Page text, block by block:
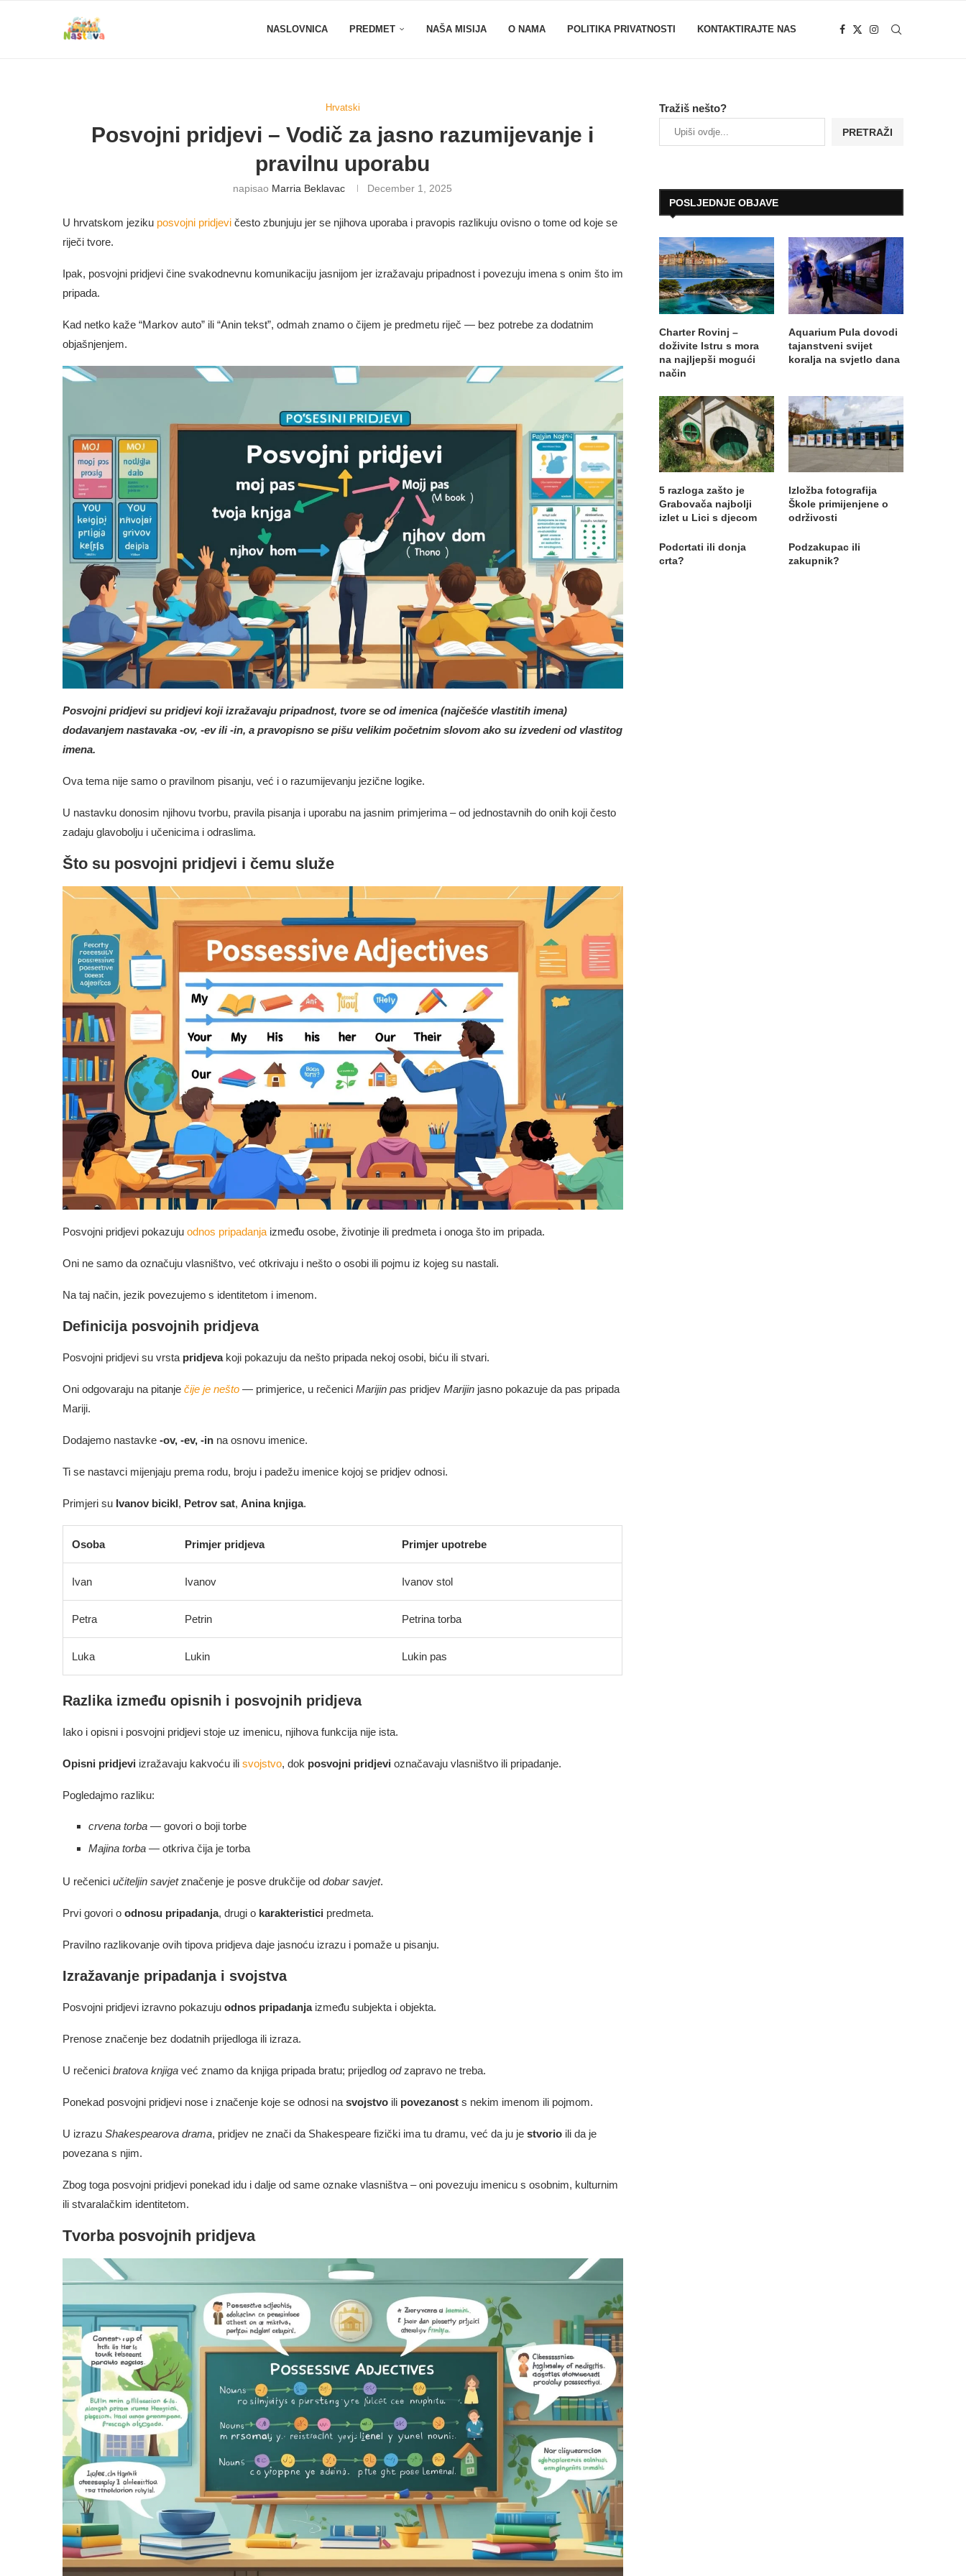
NASLOVNICA PREDMET NAŠA MISIJA O NAMA POLITIKA PRIVATNOSTI KONTAKTIRAJTE NAS
Hrvatski
Posvojni pridjevi – Vodič za jasno razumijevanje i
pravilnu uporabu
napisao Marria Beklavac December 1, 2025
U hrvatskom jeziku posvojni pridjevi često zbunjuju jer se njihova uporaba i pravopis razlikuju ovisno o tome od koje se
riječi tvore.
Ipak, posvojni pridjevi čine svakodnevnu komunikaciju jasnijom jer izražavaju pripadnost i povezuju imena s onim što im
pripada.
Kad netko kaže “Markov auto” ili “Anin tekst”, odmah znamo o čijem je predmetu riječ — bez potrebe za dodatnim
objašnjenjem.
Posvojni pridjevi su pridjevi koji izražavaju pripadnost, tvore se od imenica (najčešće vlastitih imena)
dodavanjem nastavaka -ov, -ev ili -in, a pravopisno se pišu velikim početnim slovom ako su izvedeni od vlastitog
imena.
Ova tema nije samo o pravilnom pisanju, već i o razumijevanju jezične logike.
U nastavku donosim njihovu tvorbu, pravila pisanja i uporabu na jasnim primjerima – od jednostavnih do onih koji često
zadaju glavobolju i učenicima i odraslima.
Što su posvojni pridjevi i čemu služe
Posvojni pridjevi pokazuju odnos pripadanja između osobe, životinje ili predmeta i onoga što im pripada.
Oni ne samo da označuju vlasništvo, već otkrivaju i nešto o osobi ili pojmu iz kojeg su nastali.
Na taj način, jezik povezujemo s identitetom i imenom.
Definicija posvojnih pridjeva
Posvojni pridjevi su vrsta pridjevakoji pokazuju da nešto pripada nekoj osobi, biću ili stvari.
Oni odgovaraju na pitanje čije je nešto — primjerice, u rečenici Marijin pas pridjev Marijin jasno pokazuje da pas pripada
Mariji.
Dodajemo nastavke -ov, -ev, -in na osnovu imenice.
Ti se nastavci mijenjaju prema rodu, broju i padežu imenice kojoj se pridjev odnosi.
Primjeri su Ivanov bicikl, Petrov sat, Anina knjiga.
Osoba Primjer pridjeva Primjer upotrebe
Ivan Ivanov Ivanov stol
Petra Petrin Petrina torba
Luka Lukin Lukin pas
Razlika između opisnih i posvojnih pridjeva
Iako i opisni i posvojni pridjevi stoje uz imenicu, njihova funkcija nije ista.
Opisni pridjevi izražavaju kakvoću ili svojstvo, dok posvojni pridjevi označavaju vlasništvo ili pripadanje.
Pogledajmo razliku:
crvena torba — govori o boji torbe
Majina torba — otkriva čija je torba
U rečenici učiteljin savjetznačenje je posve drukčije od dobar savjet.
Prvi govori o odnosu pripadanja, drugi o karakteristici predmeta.
Pravilno razlikovanje ovih tipova pridjeva daje jasnoću izrazu i pomaže u pisanju.
Izražavanje pripadanja i svojstva
Posvojni pridjevi izravno pokazuju odnos pripadanjaizmeđu subjekta i objekta.
Prenose značenje bez dodatnih prijedloga ili izraza.
U rečenici bratova knjiga već znamo da knjiga pripada bratu; prijedlog odzapravo ne treba.
Ponekad posvojni pridjevi nose i značenje koje se odnosi na svojstvo ili povezanost s nekim imenom ili pojmom.
U izrazu Shakespearova drama, pridjev ne znači da Shakespeare fizički ima tu dramu, već da ju je stvorio ili da je
povezana s njim.
Zbog toga posvojni pridjevi ponekad idu i dalje od same oznake vlasništva – oni povezuju imenicu s osobnim, kulturnim
ili stvaralačkim identitetom.
Tvorba posvojnih pridjeva
Tražiš nešto?
PRETRAŽI
POSLJEDNJE OBJAVE
Charter Rovinj –
doživite Istru s mora
na najljepši mogući
način
Aquarium Pula dovodi
tajanstveni svijet
koralja na svjetlo dana
5 razloga zašto je
Grabovača najbolji
izlet u Lici s djecom
Izložba fotografija
Škole primijenjene o
održivosti
Podcrtati ili donja
crta?
Podzakupac ili
zakupnik?